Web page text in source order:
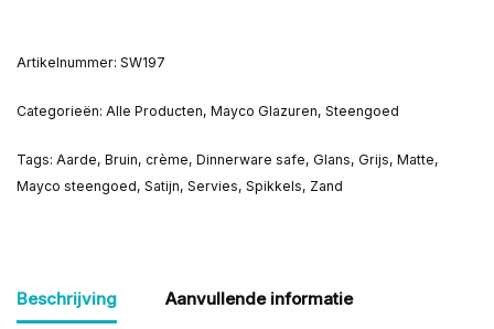
Artikelnummer: SW197
Categorieën: Alle Producten, Mayco Glazuren, Steengoed
Tags: Aarde, Bruin, crème, Dinnerware safe, Glans, Grijs, Matte,
Mayco steengoed, Satijn, Servies, Spikkels, Zand
Beschrijving Aanvullende informatie